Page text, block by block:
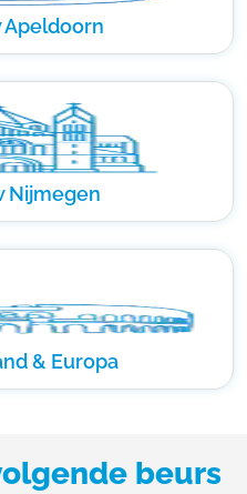
Apeldoorn
Nijmegen
& Europa
beurs